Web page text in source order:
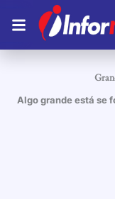
para
conteúdo
Algo grande está se